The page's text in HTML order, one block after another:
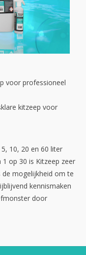
voor professioneel
kitzeep voor
10, 20 en 60 liter
op 30 is Kitzeep zeer
de mogelijkheid om te
kennismaken
door